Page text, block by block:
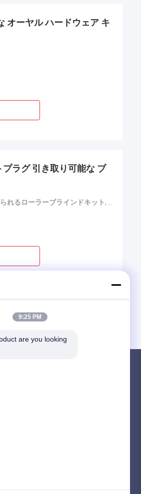
オーヤル ハードウェア キ
ラグ 引き取り可能な ブ
れるローラーブラインドキット ,
9:25 PM
are you looking